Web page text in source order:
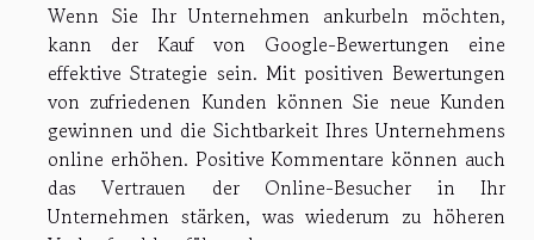
Wenn Sie Ihr Unternehmen ankurbeln möchten,
kann der Kauf von Google-Bewertungen eine
effektive Strategie sein. Mit positiven Bewertungen
von zufriedenen Kunden können Sie neue Kunden
gewinnen und die Sichtbarkeit Ihres Unternehmens
online erhöhen. Positive Kommentare können auch
das Vertrauen der Online-Besucher in Ihr
Unternehmen stärken, was wiederum zu höheren